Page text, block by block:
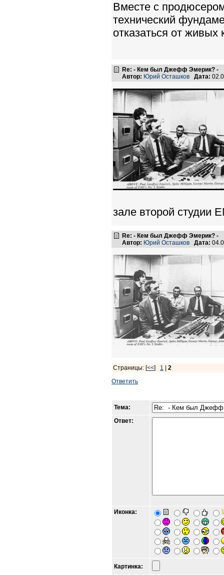
Вместе с
технический
отказаться от живых
Re: - Кем был Джефф Эмерик? -
Автор: Юрий Осташков Дата:
зале второй студии
Re: - Кем был Джефф Эмерик? -
Автор: Юрий Осташков Дата:
Страницы: [<<] 1
2
Ответить
Тема:
Ответ:
Иконка:
Картинка: